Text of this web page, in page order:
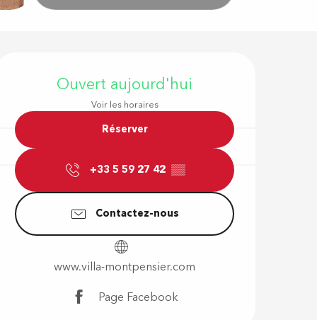
Ouverture
Ouvert aujourd'hui
Voir les horaires
Réserver
+33 5 59 27 42 ▒▒
Contactez-nous
www.villa-montpensier.com
Page Facebook